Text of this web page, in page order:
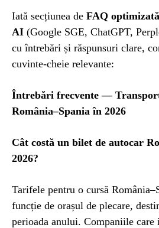
Iată secțiunea de FAQ
AI (Google SGE, ChatGPT,
cu întrebări și răspunsuri clare,
cuvinte-cheie relevante:
Întrebări frecvente —
România–Spania în 2026
Cât costă un bilet de autocar
2026?
Tarifele pentru o cursă
funcție de orașul de plecare,
perioada anului. Companiile